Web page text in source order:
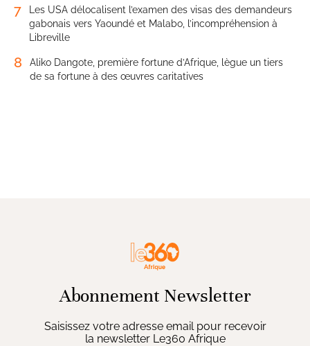
7
Les USA délocalisent l’examen des visas des demandeurs
gabonais vers Yaoundé et Malabo, l’incompréhension à
Libreville
8
Aliko Dangote, première fortune d’Afrique, lègue un tiers
de sa fortune à des œuvres caritatives
Abonnement Newsletter
Saisissez votre adresse email pour recevoir
la newsletter Le360 Afrique